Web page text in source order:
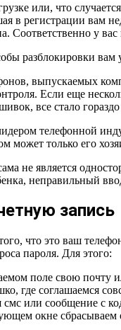
или, что
в регистрации вам
Соответственно у
разблокировки вам
выпускаемых
Если еще
все стало
телефонной
может только его
не является
неправильный
запись
что это ваш
пароля. Для этого:
поле свою почту
где соглашаемся
или сообщение с
окне сбрасываем